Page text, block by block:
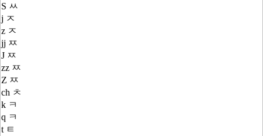
S ㅆ
j ㅈ
z ㅈ
jj ㅉ
J ㅉ
zz ㅉ
Z ㅉ
ch ㅊ
k ㅋ
q ㅋ
t ㅌ